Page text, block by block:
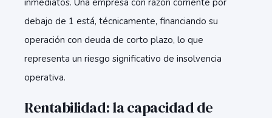
inmediatos. Una empresa con razón corriente por
debajo de 1 está, técnicamente, financiando su
operación con deuda de corto plazo, lo que
representa un riesgo significativo de insolvencia
operativa.
Rentabilidad: la capacidad de